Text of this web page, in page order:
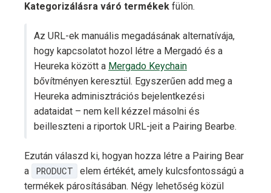
Kategorizálásra váró termékek fülön.
Az URL-ek manuális megadásának alternatívája,
hogy kapcsolatot hozol létre a Mergadó és a
Heureka között a Mergado Keychain
bővítményen keresztül. Egyszerűen add meg a
Heureka adminisztrációs bejelentkezési
adataidat – nem kell kézzel másolni és
beilleszteni a riportok URL-jeit a Pairing Bearbe.
Ezután válaszd ki, hogyan hozza létre a Pairing Bear
a
PRODUCT
elem értékét, amely kulcsfontosságú a
termékek párosításában. Négy lehetőség közül